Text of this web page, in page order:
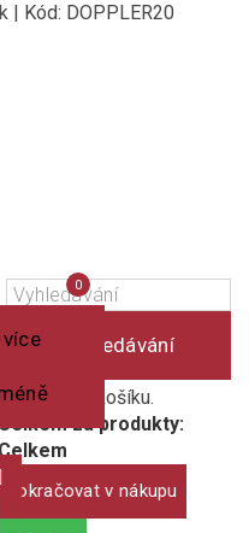
| Kód: DOPPLER20
Vyhledávání
produkt v košíku.
za produkty:
Pokračovat v nákupu
Porovnání
produktů
0